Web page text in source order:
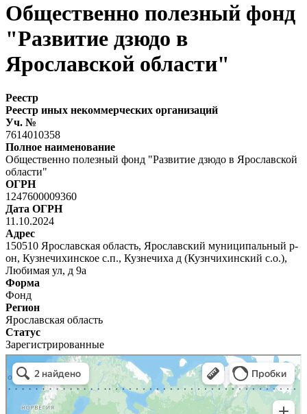
Общественно полезный фонд
"Развитие дзюдо в
Ярославской области"
Реестр
Реестр иных некоммерческих организаций
Уч. №
7614010358
Полное наименование
Общественно полезный фонд "Развитие дзюдо в Ярославской
области"
ОГРН
1247600009360
Дата ОГРН
11.10.2024
Адрес
150510 Ярославская область, Ярославский муниципальный р-
он, Кузнечихинское с.п., Кузнечиха д (Кузнчихинский с.о.),
Любимая ул, д 9а
Форма
Фонд
Регион
Ярославская область
Статус
Зарегистрированные